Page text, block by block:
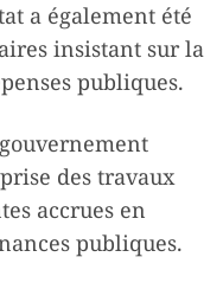
a également été
insistant sur la
publiques.
des travaux
accrues en
publiques.